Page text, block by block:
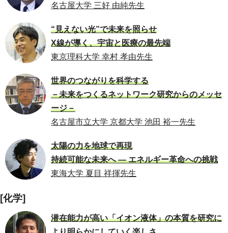
名古屋大学 三好 由純先生
“見えない光”で未来を照らせ
X線が導く、宇宙と医療の最先端
東京理科大学 幸村 孝由先生
世界のつながりを科学する
－未来をつくるネットワーク研究からのメッセ
ージ－
名古屋市立大学 京都大学 池田 裕一先生
太陽の力を地球で再現
持続可能な未来へ ― エネルギー革命への挑戦
東海大学 夏目 祥揮先生
[化学]
潜在能力が高い「イオン液体」の本質を研究に